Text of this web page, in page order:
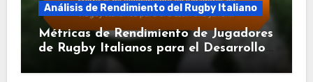
Análisis de Rendimiento del Rugby Italiano
Métricas de Rendimiento de Jugadores
de Rugby Italianos para el Desarrollo